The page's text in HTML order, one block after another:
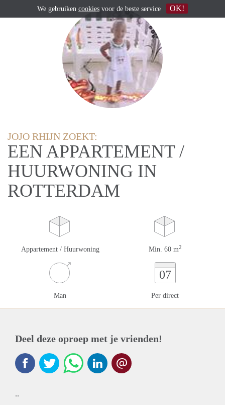
JOJO RHIJN ZOEKT:
EEN APPARTEMENT /
HUURWONING IN
ROTTERDAM
Appartement / Huurwoning Min. 60 m2
Man
07
Per direct
Deel deze oproep met je vrienden!
..
We gebruiken cookies voor de beste service OK!